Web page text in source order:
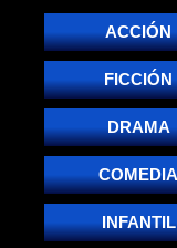
ACCIÓN
FICCIÓN
DRAMA
COMEDIA
INFANTIL